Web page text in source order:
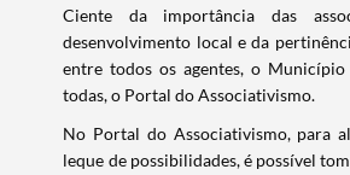
Ciente da importância das
desenvolvimento local e da
entre todos os agentes, o
todas, o Portal do Associativismo.
No Portal do Associativismo, para
leque de possibilidades, é possível